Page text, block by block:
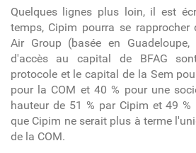
Quelques lignes plus loin, il est
temps, Cipim pourra se
Air Group (basée en
d'accès au capital de BFAG
protocole et le capital de la Sem
pour la COM et 40 % pour une
hauteur de 51 % par Cipim et 49 %
que Cipim ne serait plus à terme
de la COM.